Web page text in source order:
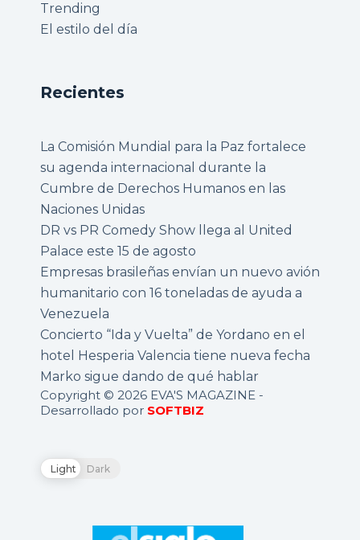
Trending
El estilo del día
Recientes
La Comisión Mundial para la Paz fortalece
su agenda internacional durante la
Cumbre de Derechos Humanos en las
Naciones Unidas
DR vs PR Comedy Show llega al United
Palace este 15 de agosto
Empresas brasileñas envían un nuevo avión
humanitario con 16 toneladas de ayuda a
Venezuela
Concierto “Ida y Vuelta” de Yordano en el
hotel Hesperia Valencia tiene nueva fecha
Marko sigue dando de qué hablar
Copyright © 2026 EVA'S MAGAZINE -
Desarrollado por SOFTBIZ
Light Dark